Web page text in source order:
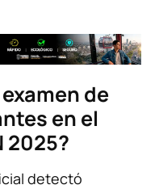
de
en el
2025?
detectó